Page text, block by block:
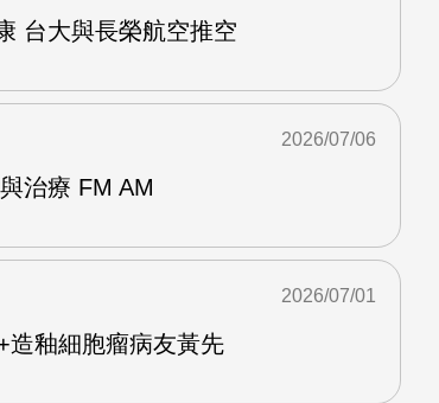
台大與長榮航空推空
治療 FM AM
2026/07/06
造釉細胞瘤病友黃先
2026/07/01